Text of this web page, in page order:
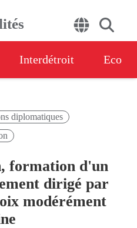
Interdétroit Eco
diplomatiques
formation d'un
dirigé par
modérément